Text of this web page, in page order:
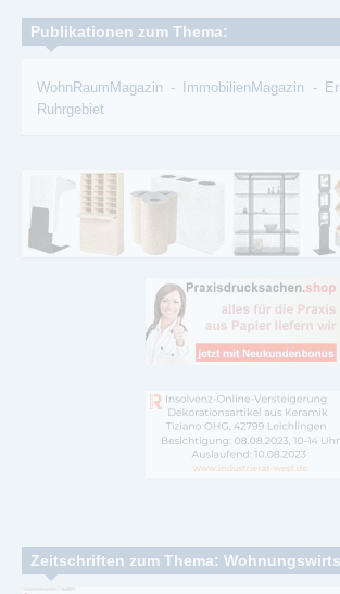
Publikationen zum Thema:
WohnRaumMagazin - ImmobilienMagazin -
Ruhrgebiet